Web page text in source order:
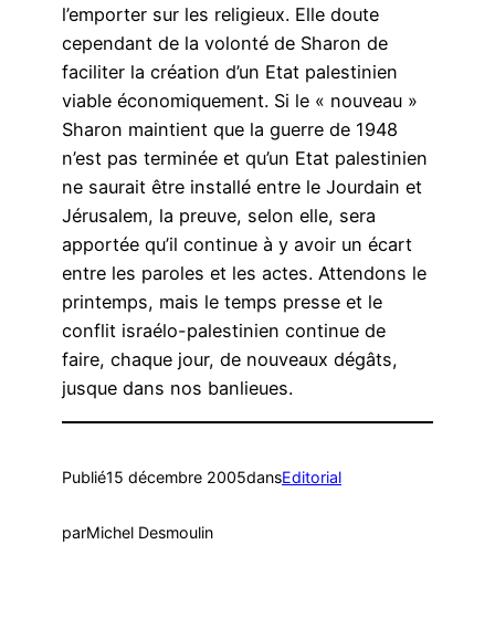
l’emporter sur les religieux. Elle doute
cependant de la volonté de Sharon de
faciliter la création d’un Etat palestinien
viable économiquement. Si le « nouveau »
Sharon maintient que la guerre de 1948
n’est pas terminée et qu’un Etat palestinien
ne saurait être installé entre le Jourdain et
Jérusalem, la preuve, selon elle, sera
apportée qu’il continue à y avoir un écart
entre les paroles et les actes. Attendons le
printemps, mais le temps presse et le
conflit israélo-palestinien continue de
faire, chaque jour, de nouveaux dégâts,
jusque dans nos banlieues.
Publié15 décembre 2005dansEditorial
parMichel Desmoulin